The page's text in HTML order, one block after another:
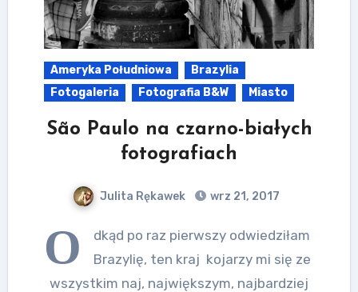
Ameryka Południowa
Brazylia
Fotogaleria
Fotografia B&W Miasto
São Paulo na czarno-białych
fotografiach
Julita Rękawek wrz 21, 2017
O
dkąd po raz pierwszy odwiedziłam
Brazylię, ten kraj kojarzy mi się ze
wszystkim naj, największym, najbardziej